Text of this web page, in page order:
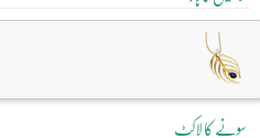
سونے کا لاکٹ